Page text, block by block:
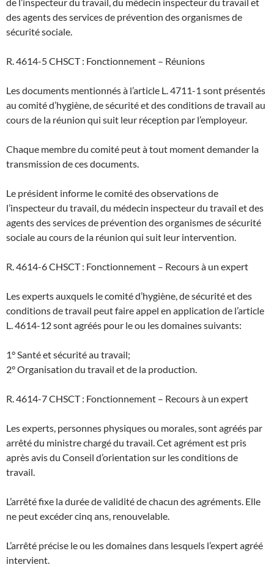
des agents des services de prévention des organismes de
sécurité sociale.
R. 4614-5 CHSCT : Fonctionnement – Réunions
Les documents mentionnés à l’article L. 4711-1 sont présentés
au comité d’hygiène, de sécurité et des conditions de travail au
cours de la réunion qui suit leur réception par l’employeur.
Chaque membre du comité peut à tout moment demander la
transmission de ces documents.
Le président informe le comité des observations de
l’inspecteur du travail, du médecin inspecteur du travail et des
agents des services de prévention des organismes de sécurité
sociale au cours de la réunion qui suit leur intervention.
R. 4614-6 CHSCT : Fonctionnement – Recours à un expert
Les experts auxquels le comité d’hygiène, de sécurité et des
conditions de travail peut faire appel en application de l’article
L. 4614-12 sont agréés pour le ou les domaines suivants:
1° Santé et sécurité au travail;
2° Organisation du travail et de la production.
R. 4614-7 CHSCT : Fonctionnement – Recours à un expert
Les experts, personnes physiques ou morales, sont agréés par
arrêté du ministre chargé du travail. Cet agrément est pris
après avis du Conseil d’orientation sur les conditions de
travail.
L’arrêté fixe la durée de validité de chacun des agréments. Elle
ne peut excéder cinq ans, renouvelable.
L’arrêté précise le ou les domaines dans lesquels l’expert agréé
intervient.